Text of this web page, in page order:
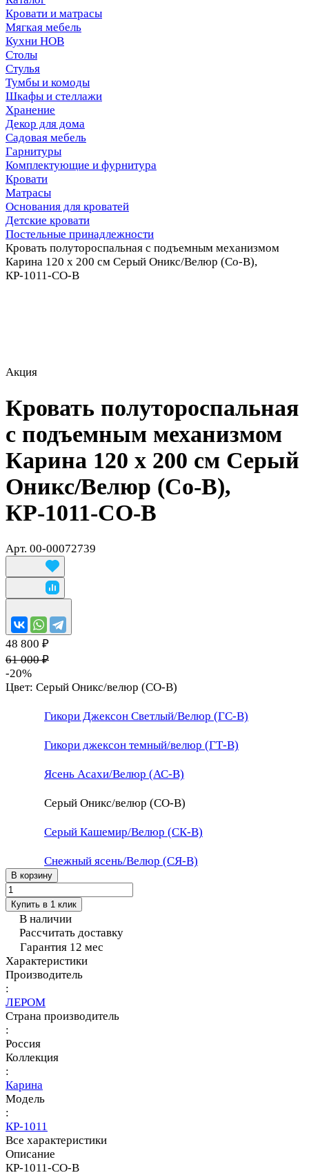
Кровати и матрасы
Мягкая мебель
Кухни НОВ
Столы
Стулья
Тумбы и комоды
Шкафы и стеллажи
Хранение
Декор для дома
Садовая мебель
Гарнитуры
Комплектующие и фурнитура
Кровати
Матрасы
Основания для кроватей
Детские кровати
Постельные принадлежности
Кровать полутороспальная с подъемным механизмом
Карина 120 х 200 см Серый Оникс/Велюр (Со-В),
КР-1011-СО-В
Акция
Кровать полутороспальная
с подъемным механизмом
Карина 120 х 200 см Серый
Оникс/Велюр (Со-В),
КР-1011-СО-В
Арт. 00-00072739
48 800 ₽
61 000 ₽
-20%
Цвет: Серый Оникс/велюр (СО-В)
Гикори Джексон Светлый/Велюр (ГС-В)
Гикори джексон темный/велюр (ГТ-В)
Ясень Асахи/Велюр (АС-В)
Серый Оникс/велюр (СО-В)
Серый Кашемир/Велюр (СК-В)
Снежный ясень/Велюр (СЯ-В)
В корзину
Купить в 1 клик
В наличии
Рассчитать доставку
Гарантия 12 мес
Характеристики
Производитель
:
ЛЕРОМ
Страна производитель
:
Россия
Коллекция
:
Карина
Модель
:
КР-1011
Все характеристики
Описание
КР-1011-СО-В